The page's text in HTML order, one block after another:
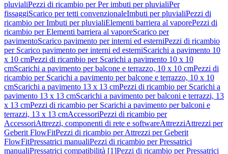
pluvialiPezzi di ricambio per Per imbuti per pluvialiPer
fissaggiScarico per tetti convenzionaleImbuti per pluvialiPezzi di
ricambio per Imbuti per pluvialiElementi barriera al vaporePezzi di
ricambio per Elementi barriera al vaporeScarico per
pavimentoScarico pavimento per interni ed esterniPezzi di ricambio
per Scarico pavimento per interni ed esterniScarichi a pavimento 10
x 10 cmPezzi di ricambio per Scarichi a pavimento 10 x 10
cmScarichi a pavimento per balcone e terrazzo, 10 x 10 cmPezzi di
ricambio per Scarichi a pavimento per balcone e terrazzo, 10 x 10
cmScarichi a pavimento 13 x 13 cmPezzi di ricambio per Scarichi a
pavimento 13 x 13 cmScarichi a pavimento per balconi e terrazzi, 13
x 13 cmPezzi di ricambio per Scarichi a pavimento per balconi e
terrazzi, 13 x 13 cmAccessoriPezzi di ricambio per
AccessoriAttrezzi, componenti di rete e softwareAttrezziAttrezzi per
Geberit FlowFitPezzi di ricambio per Attrezzi per Geberit
FlowFitPressatrici manualiPezzi di ricambio per Pressatrici
manualiPressatrici compatibilità [1]Pezzi di ricambio per Pressatrici